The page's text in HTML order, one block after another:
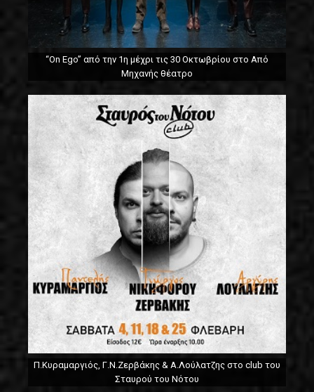
“On Ego” από την 1η μέχρι τις 30 Οκτωβρίου στο Από
Μηχανής θέατρο
Π.Κυραμαργιός, Γ.Ν.Ζερβάκης & Α.Λούλατζης στο club του
Σταυρού του Νότου